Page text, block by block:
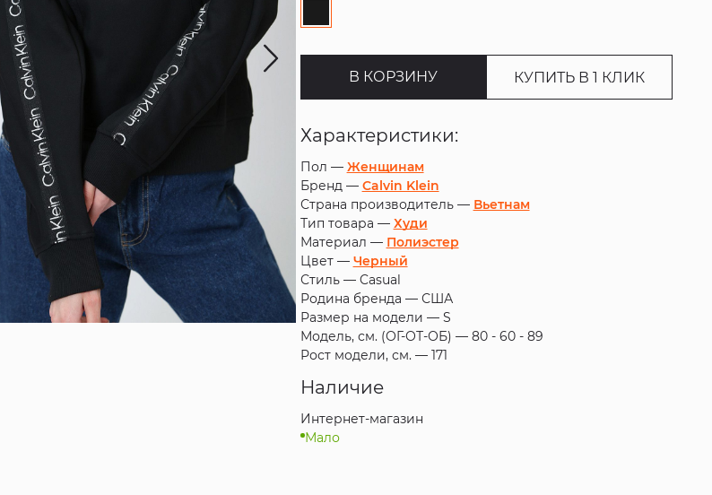
В КОРЗИНУ КУПИТЬ В 1 КЛИК
Характеристики:
Пол — Женщинам
Бренд — Calvin Klein
Страна производитель — Вьетнам
Тип товара — Худи
Материал — Полиэстер
Цвет — Черный
Стиль — Casual
Родина бренда — США
Размер на модели — S
Модель, см. (ОГ-ОТ-ОБ) — 80 - 60 - 89
Рост модели, см. — 171
Наличие
Интернет-магазин
Мало